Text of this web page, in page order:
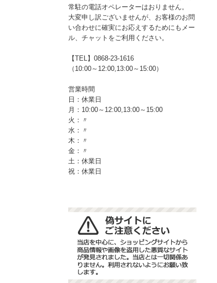
常駐の電話オペレーターはおりません。
大変申し訳ございませんが、お客様のお問
い合わせに確実にお応えするためにもメー
ル、チャットをご利用ください。
【TEL】0868-23-1616
（10:00～12:00,13:00～15:00）
営業時間
日：休業日
月：10:00～12:00,13:00～15:00
火：〃
水：〃
木：〃
金：〃
土：休業日
祝：休業日